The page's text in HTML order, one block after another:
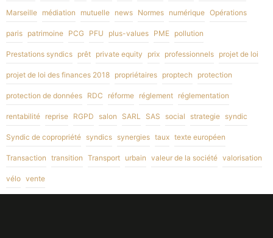
Marseille médiation mutuelle news Normes numérique Opérations
paris patrimoine PCG PFU plus-values PME pollution
Prestations syndics prêt private equity prix professionnels projet de loi
projet de loi des finances 2018 propriétaires proptech protection
protection de données RDC réforme réglement réglementation
rentabilité reprise RGPD salon SARL SAS social strategie syndic
Syndic de copropriété syndics synergies taux texte européen
Transaction transition Transport urbain valeur de la société valorisation
vélo vente